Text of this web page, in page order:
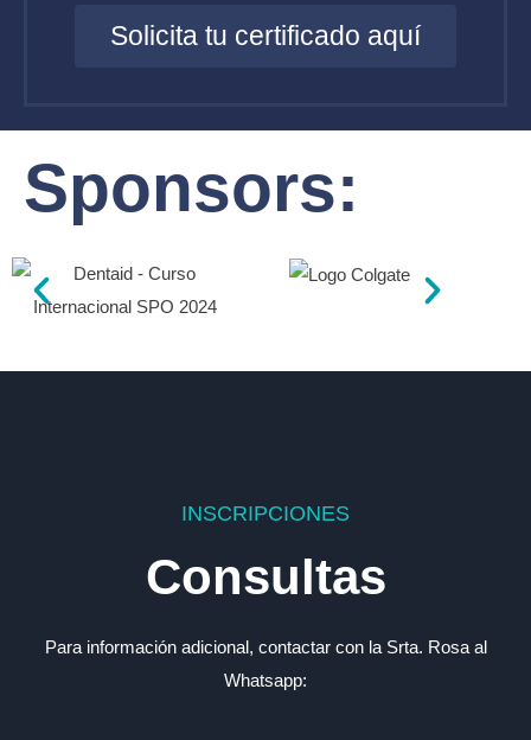
Solicita tu certificado aquí
Sponsors:
INSCRIPCIONES
Consultas
Para información adicional, contactar con la Srta. Rosa al
Whatsapp: